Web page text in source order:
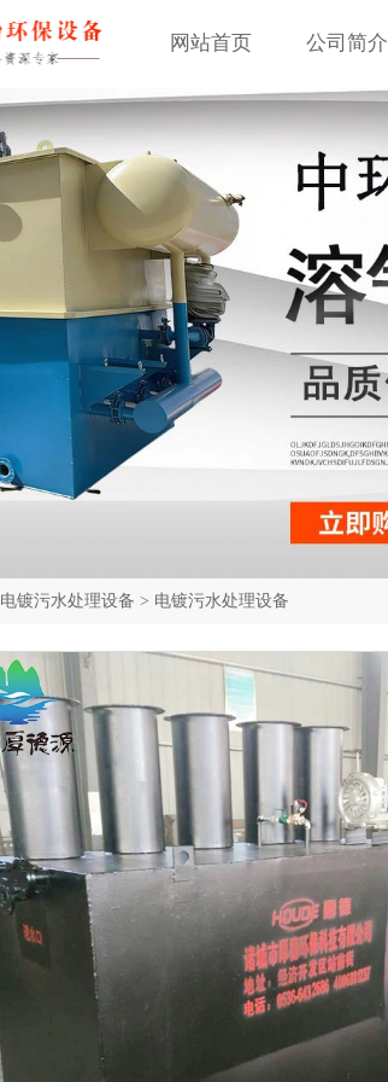
网站首页 公司简介
电镀污水处理设备 > 电镀污水处理设备